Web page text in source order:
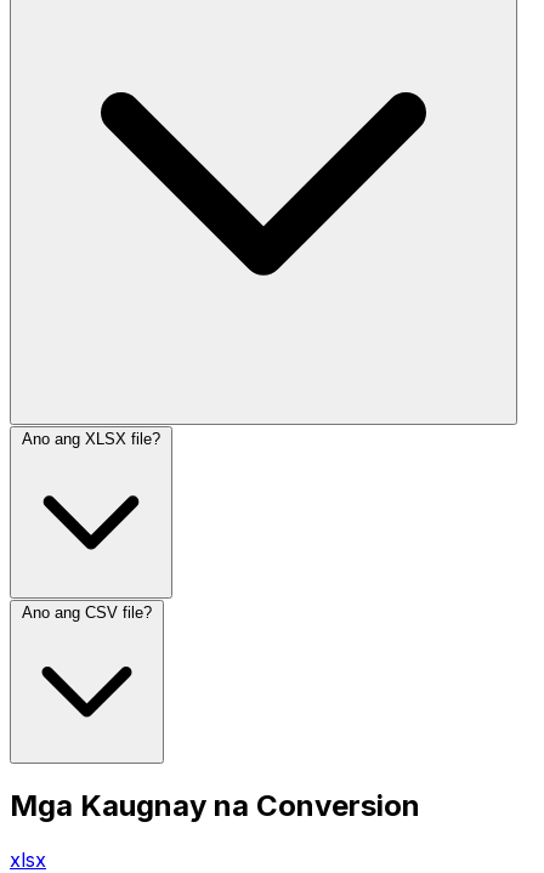
Ano ang XLSX file?
Ano ang CSV file?
Mga Kaugnay na Conversion
xlsx